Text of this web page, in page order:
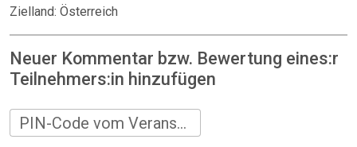
Zielland: Österreich
Neuer Kommentar bzw. Bewertung eines:r
Teilnehmers:in hinzufügen
PIN-Code vom Veranstalter